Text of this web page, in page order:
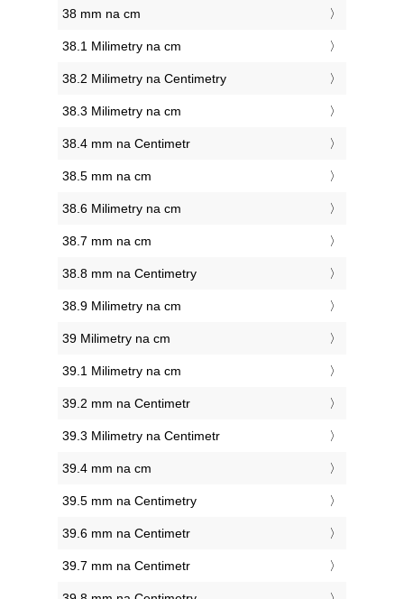
38 mm na cm
38.1 Milimetry na cm
38.2 Milimetry na Centimetry
38.3 Milimetry na cm
38.4 mm na Centimetr
38.5 mm na cm
38.6 Milimetry na cm
38.7 mm na cm
38.8 mm na Centimetry
38.9 Milimetry na cm
39 Milimetry na cm
39.1 Milimetry na cm
39.2 mm na Centimetr
39.3 Milimetry na Centimetr
39.4 mm na cm
39.5 mm na Centimetry
39.6 mm na Centimetr
39.7 mm na Centimetr